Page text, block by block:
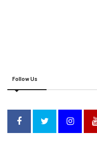
Follow Us